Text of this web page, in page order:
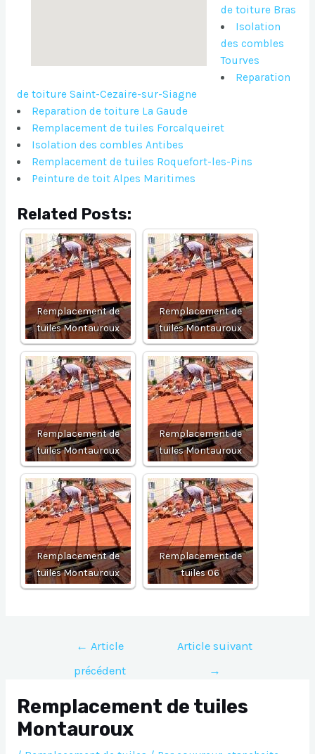
de toiture Bras
Isolation
des combles
Tourves
Reparation
de toiture Saint-Cezaire-sur-Siagne
Reparation de toiture La Gaude
Remplacement de tuiles Forcalqueiret
Isolation des combles Antibes
Remplacement de tuiles Roquefort-les-Pins
Peinture de toit Alpes Maritimes
Related Posts:
Remplacement de
tuiles Montauroux
Remplacement de
tuiles Montauroux
Remplacement de
tuiles Montauroux
Remplacement de
tuiles Montauroux
Remplacement de
tuiles Montauroux
Remplacement de
tuiles 06
Navigation
l’article
← Article
précédent
Article suivant
→
Remplacement de tuiles
Montauroux